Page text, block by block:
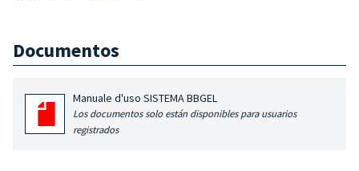
Documentos
Manuale d'uso SISTEMA BBGEL
Los documentos solo están disponibles para usuarios
registrados